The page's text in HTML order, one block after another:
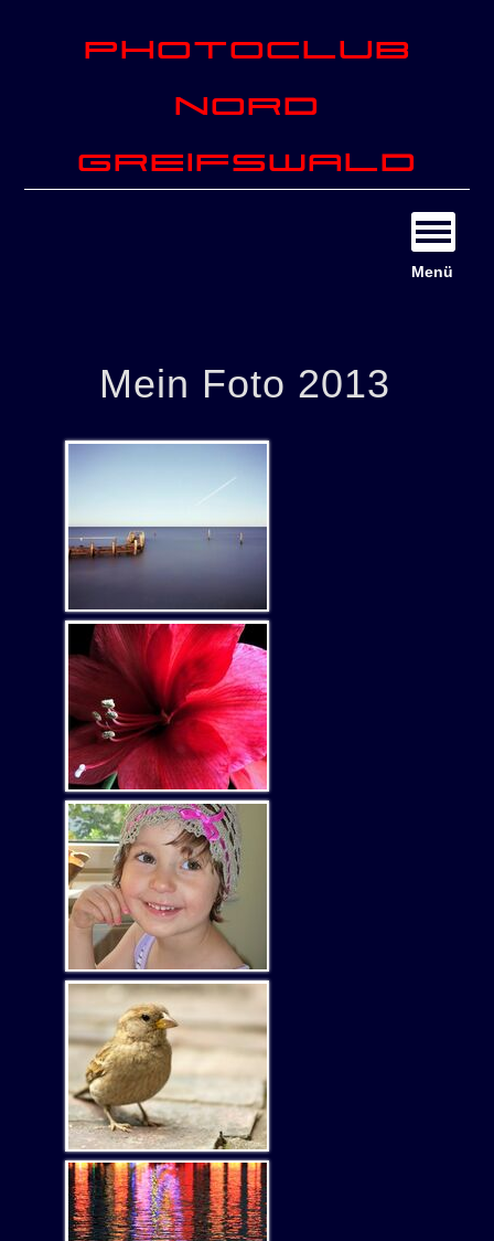
Photoclub
Nord
Greifswald
Menü
Mein Foto 2013